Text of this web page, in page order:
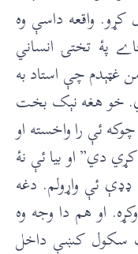
واقعه داسې وه
پۀ تختۍ انساني
چې استاد به
خو هغه نېک بخت
ئې را واخسته او
دي” او بيا ئې نۀ
ئې واړولم. دغه
او هم دا وجه وه
سکول کښې داخل